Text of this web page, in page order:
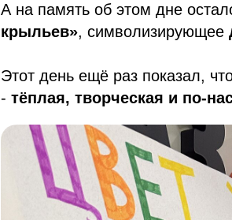
А на память об этом дне
крыльев», символизирующее
Этот день ещё раз показал,
- тёплая, творческая и по-